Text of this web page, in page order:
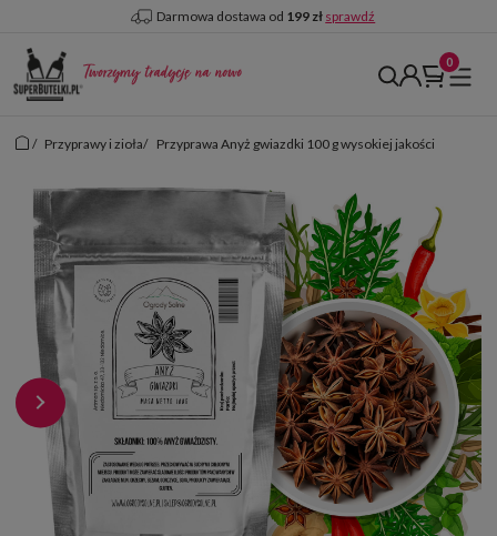
Darmowa dostawa od 199 zł sprawdź
/ Przyprawy i zioła/ Przyprawa Anyż gwiazdki 100 g wysokiej jakości